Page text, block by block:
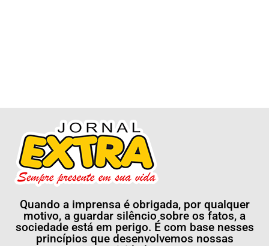
Quando a imprensa é obrigada, por qualquer
motivo, a guardar silêncio sobre os fatos, a
sociedade está em perigo. É com base nesses
princípios que desenvolvemos nossas